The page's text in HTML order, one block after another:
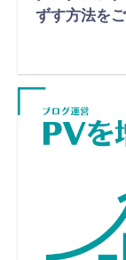
ずす方法をご